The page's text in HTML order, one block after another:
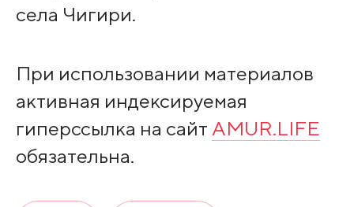
села Чигири.
При использовании материалов
активная индексируемая
гиперссылка на сайт AMUR.LIFE
обязательна.